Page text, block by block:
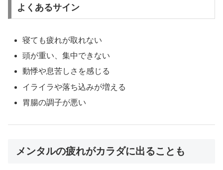
よくあるサイン
寝ても疲れが取れない
頭が重い、集中できない
動悸や息苦しさを感じる
イライラや落ち込みが増える
胃腸の調子が悪い
メンタルの疲れがカラダに出ることも